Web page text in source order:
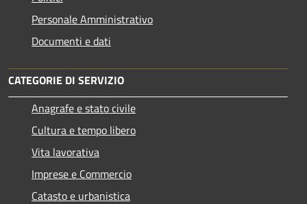
Personale Amministrativo
Documenti e dati
CATEGORIE DI SERVIZIO
Anagrafe e stato civile
Cultura e tempo libero
Vita lavorativa
Imprese e Commercio
Catasto e urbanistica